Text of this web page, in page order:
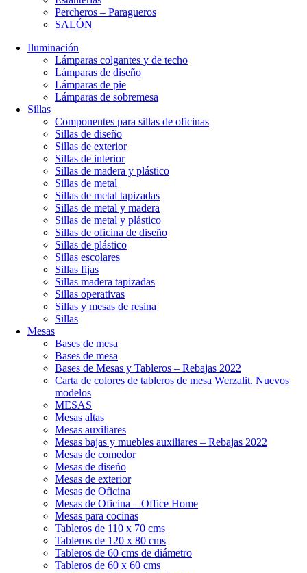
Percheros – Paragueros
SALÓN
Iluminación
Lámparas colgantes y de techo
Lámparas de diseño
Lámparas de pie
Lámparas de sobremesa
Sillas
Componentes para sillas de oficinas
Sillas de diseño
Sillas de exterior
Sillas de interior
Sillas de madera y plástico
Sillas de metal
Sillas de metal tapizadas
Sillas de metal y madera
Sillas de metal y plástico
Sillas de oficina de diseño
Sillas de plástico
Sillas escolares
Sillas fijas
Sillas madera tapizadas
Sillas operativas
Sillas y mesas de resina
Sillas
Mesas
Bases de mesa
Bases de mesa
Bases de Mesas y Tableros – Rebajas 2022
Carta de colores de tableros de mesa Werzalit. Nuevos
modelos
MESAS
Mesas altas
Mesas auxiliares
Mesas bajas y muebles auxiliares – Rebajas 2022
Mesas de comedor
Mesas de diseño
Mesas de exterior
Mesas de Oficina
Mesas de Oficina – Office Home
Mesas para cocinas
Tableros de 110 x 70 cms
Tableros de 120 x 80 cms
Tableros de 60 cms de diámetro
Tableros de 60 x 60 cms